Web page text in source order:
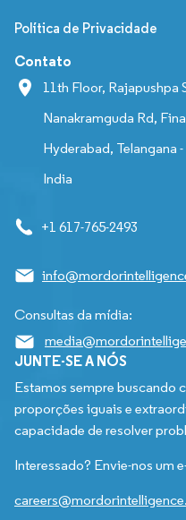
Política de Privacidade
Contato
11th Floor, Rajapushpa
Nanakramguda Rd,
Hyderabad, Telangana -
India
+1 617-765-2493
Consultas da mídia:
JUNTE-SE A NÓS
Estamos sempre buscando
proporções iguais e
capacidade de resolver
Interessado? Envie-nos um